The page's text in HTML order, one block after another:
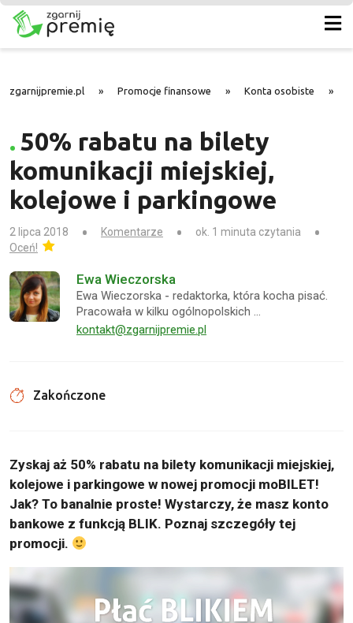
zgarnijpremie.pl » Promocje finansowe » Konta osobiste »
50% rabatu na bilety
komunikacji miejskiej,
kolejowe i parkingowe
2 lipca 2018 Komentarze
ok. 1 minuta czytania
Oceń!
Ewa Wieczorska
Ewa Wieczorska - redaktorka, która kocha pisać.
Pracowała w kilku ogólnopolskich …
kontakt@zgarnijpremie.pl
Zakończone
Zyskaj aż 50% rabatu na bilety komunikacji miejskiej,
kolejowe i parkingowe w nowej promocji moBILET!
Jak? To banalnie proste! Wystarczy, że masz konto
bankowe z funkcją BLIK. Poznaj szczegóły tej
promocji.